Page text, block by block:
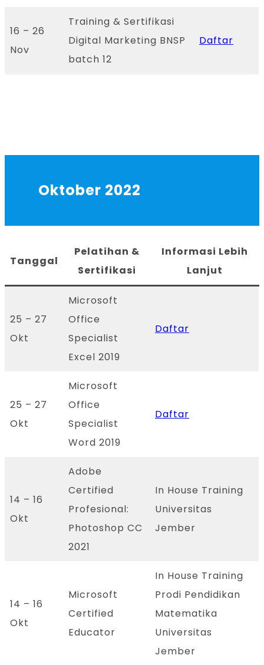
16 – 26
Nov
Training & Sertifikasi
Digital Marketing BNSP
batch 12
Daftar
Oktober 2022
Tanggal
Pelatihan &
Sertifikasi
Informasi Lebih
Lanjut
25 – 27
Okt
Microsoft
Office
Specialist
Excel 2019
Daftar
25 – 27
Okt
Microsoft
Office
Specialist
Word 2019
Daftar
14 – 16
Okt
Adobe
Certified
Profesional:
Photoshop CC
2021
In House Training
Universitas
Jember
14 – 16
Okt
Microsoft
Certified
Educator
In House Training
Prodi Pendidikan
Matematika
Universitas
Jember